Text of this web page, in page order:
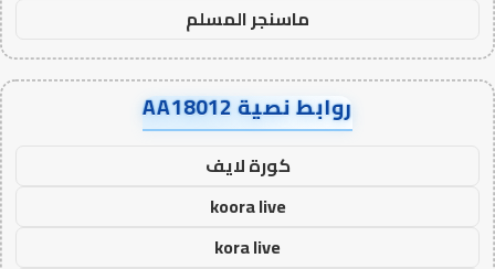
ماسنجر المسلم
روابط نصية AA18012
كورة لايف
koora live
kora live